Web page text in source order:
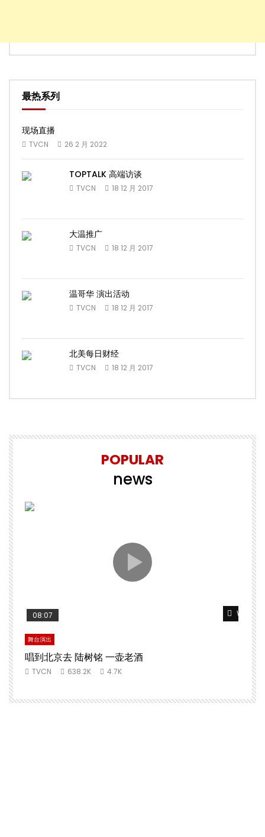
最热系列
现场直播
TVCN 26 2 月 2022
TOPTALK 高端访谈
TVCN 18 12 月 2017
大温推广
TVCN 18 12 月 2017
温哥华 演出活动
TVCN 18 12 月 2017
北美每日财经
TVCN 18 12 月 2017
POPULAR
news
Watch
08:07
舞台演出
唱到北京去 陆树铭 一壶老酒
TVCN 638.2K 4.7K